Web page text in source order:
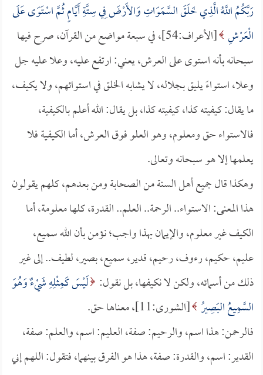
رَبَّكُمُ اللَّهُ الَّذِي خَلَقَ السَّمَوَاتِ وَالأَرْضَ فِي سِتَّةِ أَيَّامٍ ثُمَّ اسْتَوَى عَلَى
الْعَرْشِ
[الأعراف:54]، في سبعة مواضع من القرآن، صرح فيها
سبحانه بأنه استوى على العرش، يعني: ارتفع عليه، وعلا عليه جل
وعلا، استواءً يليق بجلاله، لا يشابه الخلق في استوائهم، ولا يكيف،
ما يقال: كيفيته كذا، كيفيته كذا، بل يقال: الله أعلم بالكيفية،
فالاستواء حق ومعلوم، وهو العلو فوق العرش، أما الكيفية فلا
يعلمها إلا هو سبحانه وتعالى.
وهكذا قال جميع أهل السنة من الصحابة ومن بعدهم، كلهم يقولون
هذا المعنى: الاستواء.. الرحمة.. العلم.. القدرة، كلها معلومة، أما
الكيف غير معلوم، والإيمان بهذا واجب؛ نؤمن بأن الله سميع،
عليم، حكيم، رءوف، رحيم، قدير، سميع، بصير، لطيف.. إلى غير
ذلك من أسمائه، ولكن لا نكيفها، بل نقول: لَيْسَ كَمِثْلِهِ شَيْءٌ وَهُوَ
السَّمِيعُ البَصِيرُ [الشورى:11]، معناها حق.
فالرحمن: هذا اسم، والرحيم: صفة، العليم: اسم، والعلم: صفة،
القدير: اسم، والقدرة: صفة، هذا هو الفرق بينهما، فتقول: اللهم إني